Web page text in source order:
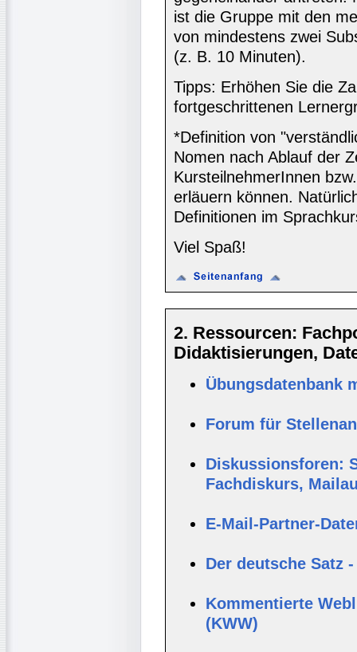
ist die Gruppe mit den
von mindestens zwei
(z. B. 10 Minuten).
Tipps: Erhöhen Sie die
fortgeschrittenen
*Definition von
Nomen nach Ablauf der
KursteilnehmerInnen
erläuern können.
Definitionen im
Viel Spaß!
2. Ressourcen:
Didaktisierungen,
Übungsdatenbank
Forum für
Diskussionsforen:
Fachdiskurs,
E-Mail-Partner-
Der deutsche Satz
Kommentierte
(KWW)